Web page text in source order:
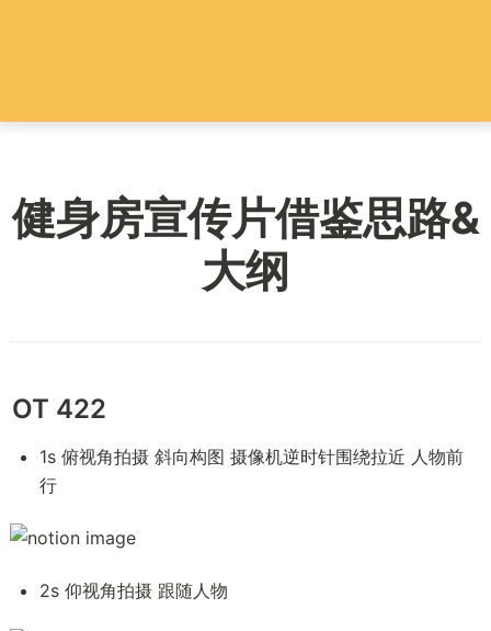
健身房宣传片借鉴思路&
大纲
OT 422
1s 俯视角拍摄 斜向构图 摄像机逆时针围绕拉近 人物前
行
2s 仰视角拍摄 跟随人物